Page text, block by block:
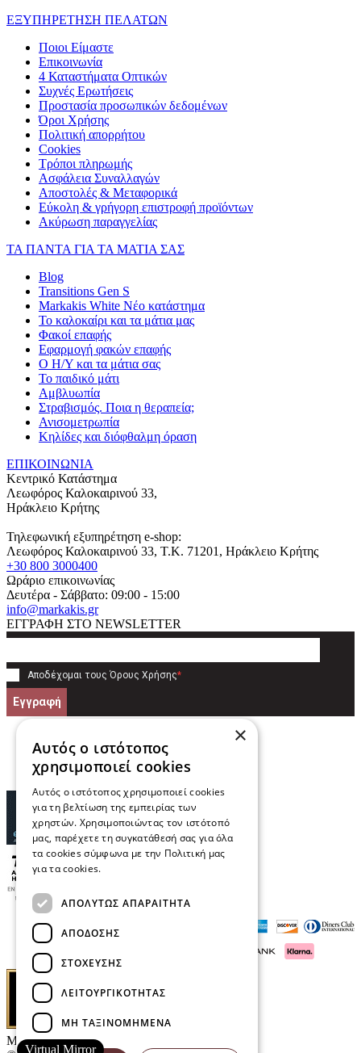
ΕΞΥΠΗΡΕΤΗΣΗ ΠΕΛΑΤΩΝ
Ποιοι Είμαστε
Επικοινωνία
4 Καταστήματα Οπτικών
Συχνές Ερωτήσεις
Προστασία προσωπικών δεδομένων
Όροι Χρήσης
Πολιτική απορρήτου
Cookies
Τρόποι πληρωμής
Ασφάλεια Συναλλαγών
Αποστολές & Μεταφορικά
Εύκολη & γρήγορη επιστροφή προϊόντων
Ακύρωση παραγγελίας
ΤΑ ΠΑΝΤΑ ΓΙΑ ΤΑ ΜΑΤΙΑ ΣΑΣ
Blog
Transitions Gen S
Markakis White Νέο κατάστημα
Το καλοκαίρι και τα μάτια μας
Φακοί επαφής
Εφαρμογή φακών επαφής
Ο Η/Υ και τα μάτια σας
Το παιδικό μάτι
Αμβλυωπία
Στραβισμός. Ποια η θεραπεία;
Ανισομετρωπία
Κηλίδες και διόφθαλμη όραση
ΕΠΙΚΟΙΝΩΝΙΑ
Κεντρικό Κατάστημα
Λεωφόρος Καλοκαιρινού 33,
Ηράκλειο Κρήτης
Τηλεφωνική εξυπηρέτηση e-shop:
Λεωφόρος Καλοκαιρινού 33, T.K. 71201 , Ηράκλειο Κρήτης
+30 800 3000400
Ωράριο επικοινωνίας
Δευτέρα - Σάββατο: 09:00 - 15:00
info@markakis.gr
ΕΓΓΡΑΦΗ ΣΤΟ NEWSLETTER
Αποδέχομαι τους Όρους Χρήσης*
Εγγραφή
Μαρκάκης Οπτικά
Virtual Mirror
×
Αυτός ο ιστότοπος
χρησιμοποιεί cookies
Αυτός ο ιστότοπος χρησιμοποιεί cookies
για τη βελτίωση της εμπειρίας των
χρηστών. Χρησιμοποιώντας τον ιστότοπό
μας, παρέχετε τη συγκατάθεσή σας για όλα
τα cookies σύμφωνα με την Πολιτική μας
για τα cookies.
ΑΠΟΛΎΤΩΣ ΑΠΑΡΑΊΤΗΤΑ
ΑΠΌΔΟΣΗΣ
ΣΤΌΧΕΥΣΗΣ
ΛΕΙΤΟΥΡΓΙΚΌΤΗΤΑΣ
ΜΗ ΤΑΞΙΝΟΜΗΜΈΝΑ